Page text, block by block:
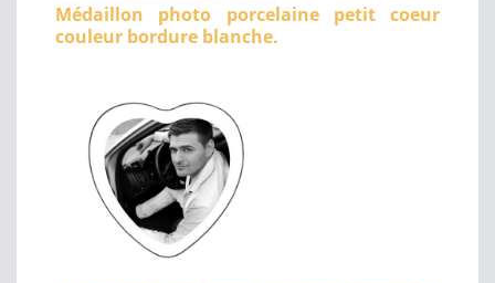
Médaillon photo porcelaine petit coeur
couleur bordure blanche.